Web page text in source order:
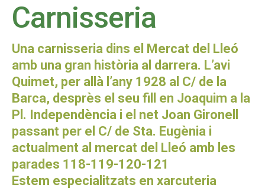
Carnisseria
Una carnisseria dins el Mercat del Lleó
amb una gran història al darrera. L’avi
Quimet, per allà l’any 1928 al C/ de la
Barca, desprès el seu fill en Joaquim a la
Pl. Independència i el net Joan Gironell
passant per el C/ de Sta. Eugènia i
actualment al mercat del Lleó amb les
parades 118-119-120-121
Estem especialitzats en xarcuteria